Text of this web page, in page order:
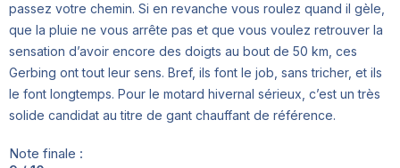
passez votre chemin. Si en revanche vous roulez quand il gèle,
que la pluie ne vous arrête pas et que vous voulez retrouver la
sensation d’avoir encore des doigts au bout de 50 km, ces
Gerbing ont tout leur sens. Bref, ils font le job, sans tricher, et ils
le font longtemps. Pour le motard hivernal sérieux, c’est un très
solide candidat au titre de gant chauffant de référence.
Note finale :